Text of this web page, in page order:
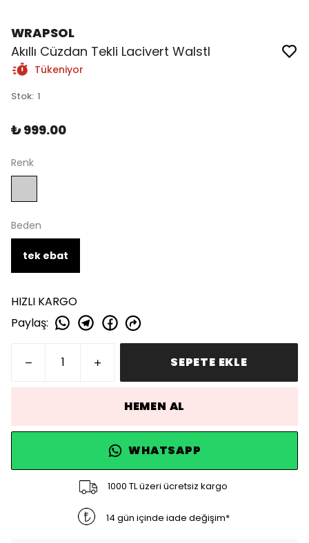
WRAPSOL
Akıllı Cüzdan Tekli Lacivert Walstl
Tükeniyor
Stok: 1
₺ 999.00
Renk
Beden
tek ebat
HIZLI KARGO
Paylaş:
SEPETE EKLE
HEMEN AL
WHATSAPP
1000 TL üzeri ücretsiz kargo
14 gün içinde iade değişim*